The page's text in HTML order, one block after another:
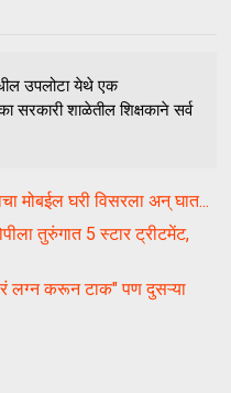
उपलोटा येथे एक
शाळेतील शिक्षकाने सर्व
मोबईल घरी विसरला अन् घात...
तुरुंगात 5 स्टार ट्रीटमेंट,
लग्न करून टाक" पण दुसऱ्या